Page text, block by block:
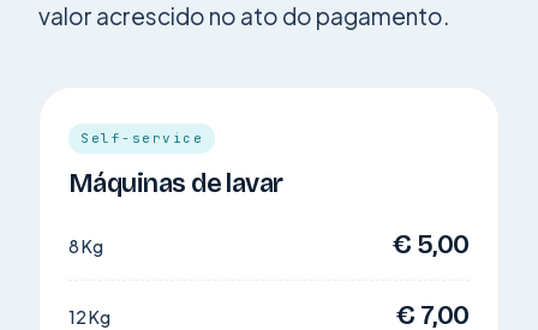
valor acrescido no ato do pagamento.
Self-service
Máquinas de lavar
8 Kg € 5,00
12 Kg € 7,00